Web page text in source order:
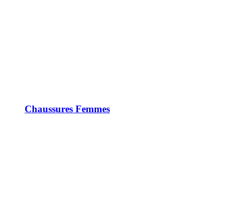
Chaussures Femmes